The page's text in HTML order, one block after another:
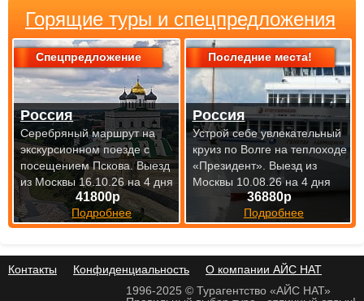
Горящие туры и спецпредложения
Спецпредложение
41800р
Подробнее
Россия
Серебряный маршрут на
экскурсионном поезде с
посещением Пскова.Выезд
из Москвы 16.10.26 на 4 дня
Последние места!
36880р
Подробнее
Россия
Устрой себе увлекательный
круиз по Волге на теплоходе
«Президент». Выезд из
Москвы 10.08.26 на 4 дня
Контакты Конфиденциальность
О компании АЙС НАТ
1996-2025 © Турагентство «АЙС НАТ»